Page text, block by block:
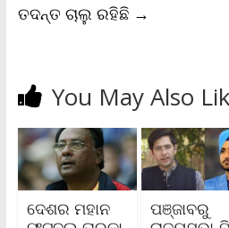
ତଦନ୍ତ ଚାଲୁ ରହିଛି →
You May Also
ଦେଶର ମହାନ
ପଞ୍ଜାବରୁ